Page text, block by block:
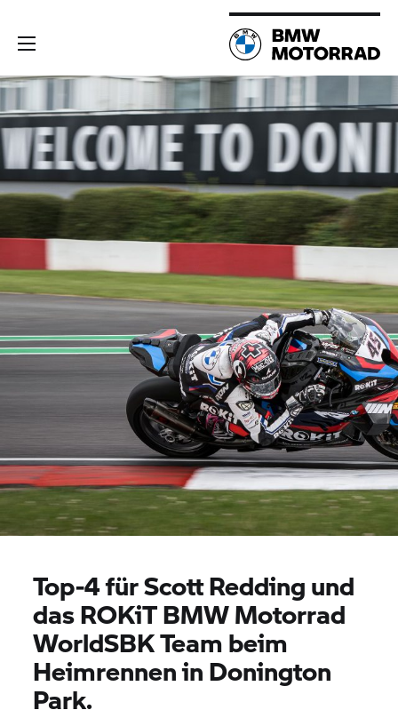
Top-4 für Scott Redding und
das ROKiTBMW Motorrad
WorldSBK Team beim
Heimrennen in Donington
Park.